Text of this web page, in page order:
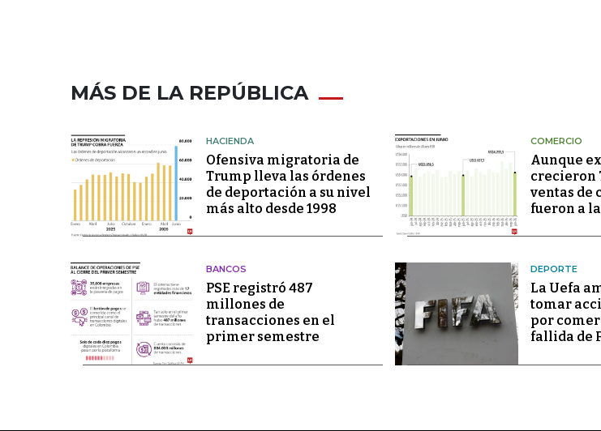
MÁS DE LA REPÚBLICA
HACIENDA
Ofensiva migratoria de
Trump lleva las órdenes
de deportación a su nivel
más alto desde 1998
COMERCIO
Aunque
crecieron
ventas de
fueron a
BANCOS
PSE registró 487
millones de
transacciones en el
primer semestre
DEPORTE
La Uefa
tomar
por
fallida de